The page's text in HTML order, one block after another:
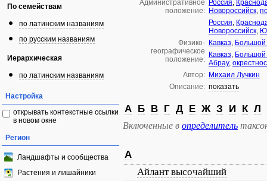
По семействам
по латинским названиям
по русским названиям
Иерархическая
по латинским названиям
Настройка
открывать контекстные ссылки
в новом окне
Регион
Ландшафты и сообщества
Растения и лишайники
Административное
положение:
Россия,
Новороссийск,
Россия,
Новороссийск,
Физико-
географическое
положение:
Кавказ, Большой
Кавказ, Большой
Абрау,
Автор: Михаил Лучкин
Описание: показать
А Б В Г Д Е Ж З И К Л
Включенные в определитель
А
Айлант высочайший